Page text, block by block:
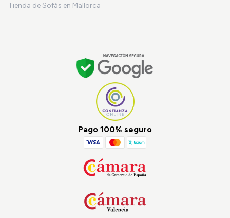
Tienda de Sofás en Mallorca
Pago 100% seguro